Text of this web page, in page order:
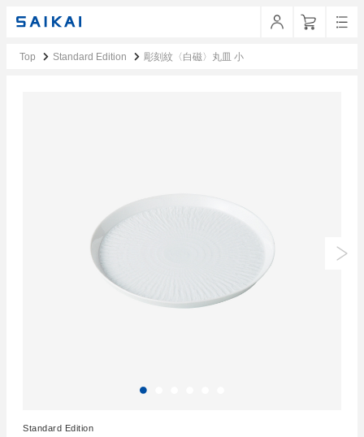
Top Standard Edition 彫刻紋〈白磁〉丸皿 小
Standard Edition